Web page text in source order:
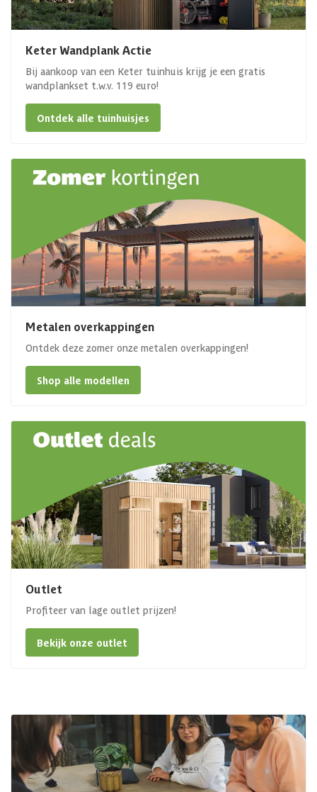
Keter Wandplank Actie
Bij aankoop van een Keter tuinhuis krijg je een gratis
wandplankset t.w.v. 119 euro!
Ontdek alle tuinhuisjes
Metalen overkappingen
Ontdek deze zomer onze metalen overkappingen!
Shop alle modellen
Outlet
Profiteer van lage outlet prijzen!
Bekijk onze outlet